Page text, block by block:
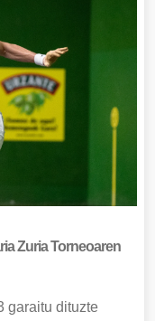
Zuria Torneoaren
garaitu dituzte